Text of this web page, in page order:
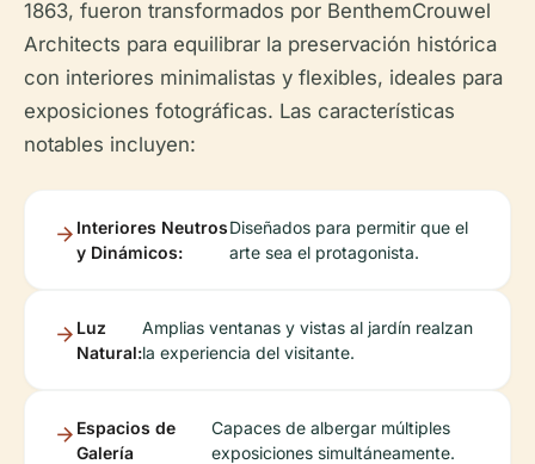
1863, fueron transformados por BenthemCrouwel
Architects para equilibrar la preservación histórica
con interiores minimalistas y flexibles, ideales para
exposiciones fotográficas. Las características
notables incluyen:
Interiores Neutros
y Dinámicos:
Diseñados para permitir que el
arte sea el protagonista.
Luz
Natural:
Amplias ventanas y vistas al jardín realzan
la experiencia del visitante.
Espacios de
Galería
Capaces de albergar múltiples
exposiciones simultáneamente.